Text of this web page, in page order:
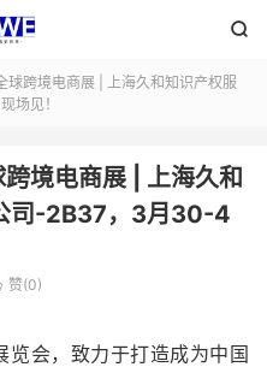

球跨境电商展 | 上海久和知识产权服
场见！
境电商展 | 上海久和
司-2B37，3月30-4
赞(0)
览会，致力于打造成为中国